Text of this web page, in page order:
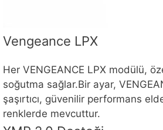
Vengeance LPX
Her VENGEANCE LPX modülü,
soğutma sağlar.Bir ayar,
şaşırtıcı, güvenilir performans
renklerde mevcuttur.